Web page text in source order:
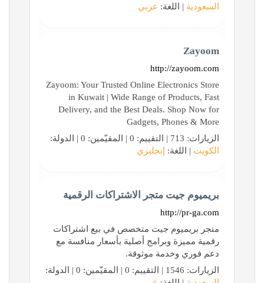
السعودية | اللغة: عربي
Zayoom
http://zayoom.com
Zayoom: Your Trusted Online Electronics Store
in Kuwait | Wide Range of Products, Fast
Delivery, and the Best Deals. Shop Now for
Gadgets, Phones & More
الزيارات: 713 | التقييم: 0 | المقيّمين: 0 | الدولة:
الكويت | اللغة: إنجليزي
بريميوم جيت متجر الاشتراكات الرقمية
http://pr-ga.com
متجر بريميوم جيت متخصص في بيع اشتراكات
رقمية مميزة وبرامج أصلية بأسعار منافسة مع
دعم فوري وخدمة موثوقة.
الزيارات: 1546 | التقييم: 0 | المقيّمين: 0 | الدولة: